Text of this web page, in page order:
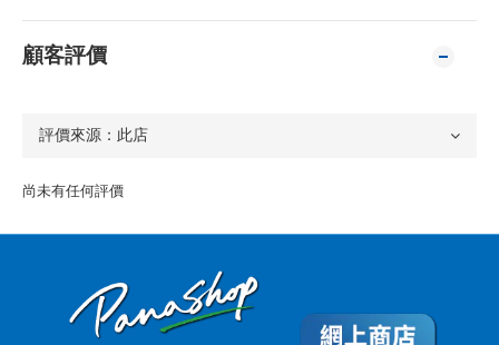
顧客評價
尚未有任何評價